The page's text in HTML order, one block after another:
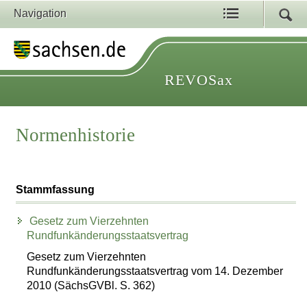
Navigation
REVOSax
Normenhistorie
Stammfassung
Gesetz zum Vierzehnten
Rundfunkänderungsstaatsvertrag
Gesetz zum Vierzehnten
Rundfunkänderungsstaatsvertrag vom 14. Dezember
2010 (SächsGVBl. S. 362)